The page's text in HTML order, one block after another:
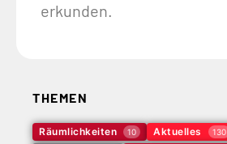
erkunden.
THEMEN
Räumlichkeiten 10 Aktuelles 130